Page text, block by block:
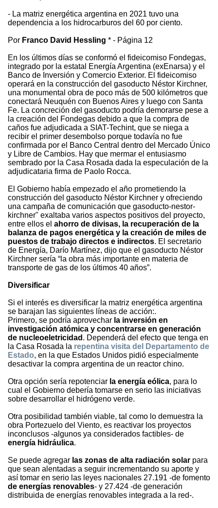
- La matriz energética argentina en 2021 tuvo una
dependencia a los hidrocarburos del 60 por ciento.
Por Franco David Hessling * - Página 12
En los últimos días se conformó el fideicomiso Fondegas,
integrado por la estatal Energía Argentina (exEnarsa) y el
Banco de Inversión y Comercio Exterior. El fideicomiso
operará en la construcción del gasoducto Néstor Kirchner,
una monumental obra de poco más de 500 kilómetros que
conectará Neuquén con Buenos Aires y luego con Santa
Fe. La concreción del gasoducto podría demorarse pese a
la creación del Fondegas debido a que la compra de
caños fue adjudicada a SIAT-Techint, que se niega a
recibir el primer desembolso porque todavía no fue
confirmada por el Banco Central dentro del Mercado Único
y Libre de Cambios. Hay que mermar el entusiasmo
sembrado por la Casa Rosada dada la especulación de la
adjudicataria firma de Paolo Rocca.
El Gobierno había empezado el año prometiendo la
construcción del gasoducto Néstor Kirchner y ofreciendo
una campaña de comunicación que gasoducto-nestor-
kirchner" exaltaba varios aspectos positivos del proyecto,
entre ellos el ahorro de divisas, la recuperación de la
balanza de pagos energética y la creación de miles de
puestos de trabajo directos e indirectos. El secretario
de Energía, Darío Martínez, dijo que el gasoducto Néstor
Kirchner sería “la obra más importante en materia de
transporte de gas de los últimos 40 años”.
Diversificar
Si el interés es diversificar la matriz energética argentina
se barajan las siguientes líneas de acción:.
Primero, se podría aprovechar la inversión en
investigación atómica y concentrarse en generación
de nucleoeletricidad . Dependerá del efecto que tenga en
la Casa Rosada la repentina visita del Departamento de
Estado, en la que Estados Unidos pidió especialmente
desactivar la compra argentina de un reactor chino.
Otra opción sería repotenciar la energía eólica, para lo
cual el Gobierno debería tomarse en serio las iniciativas
sobre desarrollar el hidrógeno verde.
Otra posibilidad también viable, tal como lo demuestra la
obra Portezuelo del Viento, es reactivar los proyectos
inconclusos -algunos ya considerados factibles- de
energía hidráulica.
Se puede agregar las zonas de alta radiación solar para
que sean alentadas a seguir incrementando su aporte y
así tomar en serio las leyes nacionales 27.191 -de fomento
de energías renovables- y 27.424 -de generación
distribuida de energías renovables integrada a la red-.